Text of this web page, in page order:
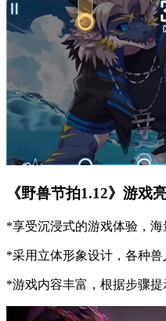
《野兽节拍1.12》游戏
*享受沉浸式的游戏体验，海
*采用立体形象设计，各种兽
*游戏内容丰富，根据步骤提